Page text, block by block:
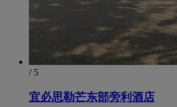
/ 5
宜必思勒芒东部旁利酒店